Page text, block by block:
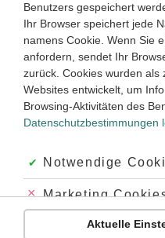
E-Mail
Allgemein
Als Hauptform der
Mails heute den Regeln des
Einhalten einiger formaler
Aufbau
Üblicherweise hat eine
Benutzers gespeichert
Ihr Browser speichert jede
namens Cookie. Wenn Sie
anfordern, sendet Ihr
zurück. Cookies wurden als
Websites entwickelt, um
Browsing-Aktivitäten des
Datenschutzbestimmungen
Akzeptiert:
Notwendige
Abgelehnt:
Marketing
Abgelehnt:
Aktuelle